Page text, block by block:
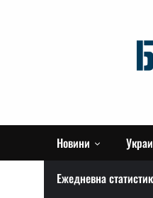
Новини
Ежедневна